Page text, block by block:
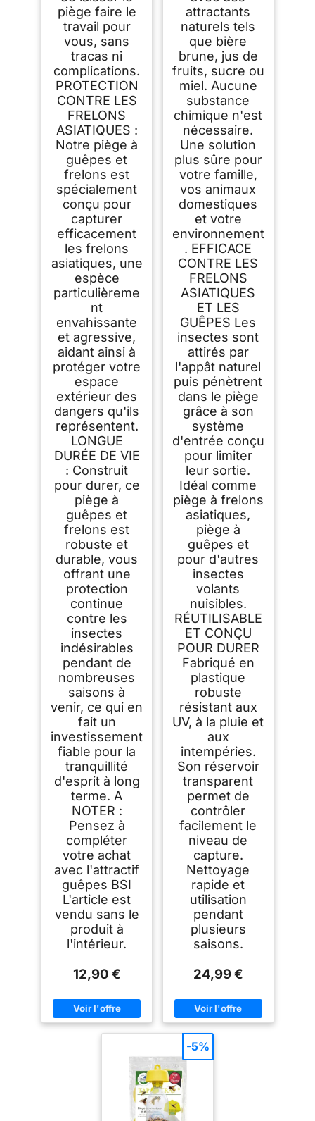
piège faire le
travail pour
vous, sans
tracas ni
complications.
PROTECTION
CONTRE LES
FRELONS
ASIATIQUES :
Notre piège à
guêpes et
frelons est
spécialement
conçu pour
capturer
efficacement
les frelons
asiatiques, une
espèce
particulièreme
nt
envahissante
et agressive,
aidant ainsi à
protéger votre
espace
extérieur des
dangers qu'ils
représentent.
LONGUE
DURÉE DE VIE
: Construit
pour durer, ce
piège à
guêpes et
frelons est
robuste et
durable, vous
offrant une
protection
continue
contre les
insectes
indésirables
pendant de
nombreuses
saisons à
venir, ce qui en
fait un
investissement
fiable pour la
tranquillité
d'esprit à long
terme. A
NOTER :
Pensez à
compléter
votre achat
avec l'attractif
guêpes BSI
L'article est
vendu sans le
produit à
l'intérieur.
12,90 €
attractants
naturels tels
que bière
brune, jus de
fruits, sucre ou
miel. Aucune
substance
chimique n'est
nécessaire.
Une solution
plus sûre pour
votre famille,
vos animaux
domestiques
et votre
environnement
. EFFICACE
CONTRE LES
FRELONS
ASIATIQUES
ET LES
GUÊPES Les
insectes sont
attirés par
l'appât naturel
puis pénètrent
dans le piège
grâce à son
système
d'entrée conçu
pour limiter
leur sortie.
Idéal comme
piège à frelons
asiatiques,
piège à
guêpes et
pour d'autres
insectes
volants
nuisibles.
RÉUTILISABLE
ET CONÇU
POUR DURER
Fabriqué en
plastique
robuste
résistant aux
UV, à la pluie et
aux
intempéries.
Son réservoir
transparent
permet de
contrôler
facilement le
niveau de
capture.
Nettoyage
rapide et
utilisation
pendant
plusieurs
saisons.
24,99 €
-5%